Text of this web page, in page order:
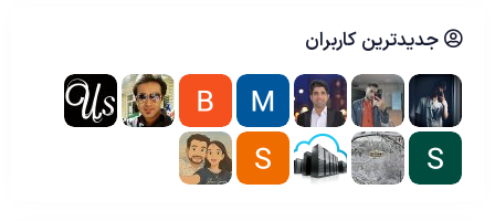
جدیدترین کاربران